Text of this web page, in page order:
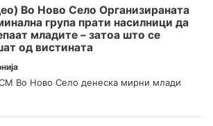
Во Ново Село Организираната
група прати насилници да
младите – затоа што се
од вистината
Во Ново Село денеска мирни млади